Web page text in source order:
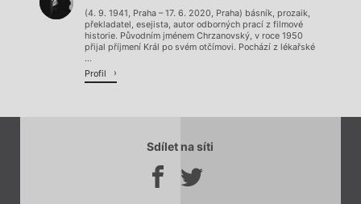
(4. 9. 1941, Praha – 17. 6. 2020, Praha) básník, prozaik,
překladatel, esejista, autor odborných prací z filmové
historie. Původním jménem Chrzanovský, v roce 1950
přijal příjmení Král po svém otčímovi. Pochází z lékařské
...
Profil
Sdílet na síti